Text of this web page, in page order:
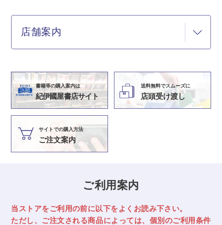
店舗案内
書籍等の購入案内は
紀伊國屋書店サイト
送料無料でスムーズに
店頭受け渡し
サイトでの購入方法
ご注文案内
ご利用案内
当ストアをご利用の前に以下をよくお読み下さい。
ただし、ご注文される商品によっては、 個別のご利用条件